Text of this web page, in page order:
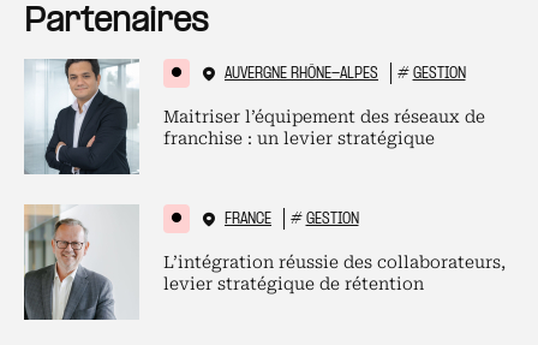
Partenaires
AUVERGNE RHÔNE-ALPES # GESTION
Maitriser l’équipement des réseaux de
franchise : un levier stratégique
FRANCE # GESTION
L’intégration réussie des collaborateurs,
levier stratégique de rétention